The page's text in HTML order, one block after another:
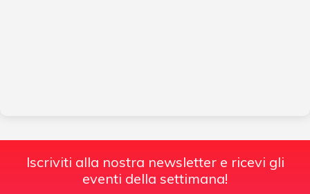
Iscriviti alla nostra newsletter e ricevi gli
eventi della settimana!